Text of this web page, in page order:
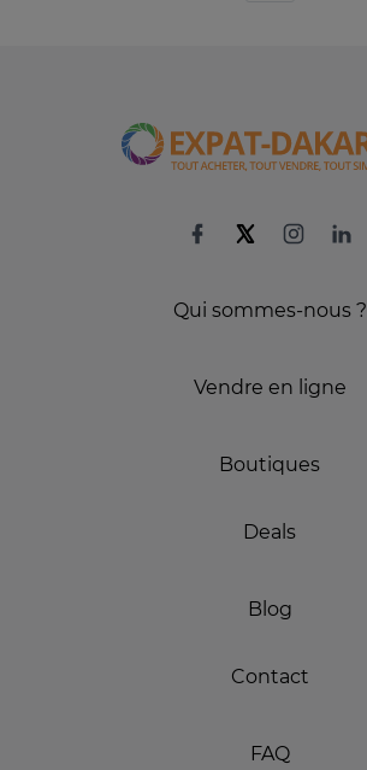
Qui sommes-nous ?
Vendre en ligne
Boutiques
Deals
Blog
Contact
FAQ